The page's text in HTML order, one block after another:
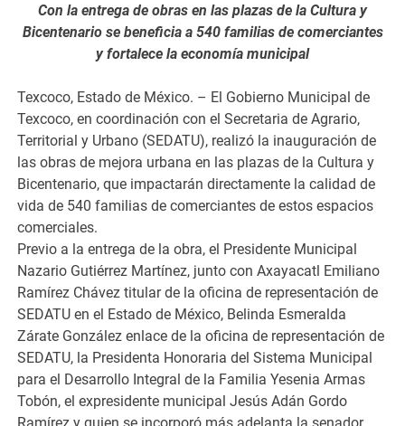
Con la entrega de obras en las plazas de la Cultura y
Bicentenario se beneficia a 540 familias de comerciantes
y fortalece la economía municipal
Texcoco, Estado de México. – El Gobierno Municipal de
Texcoco, en coordinación con el Secretaria de Agrario,
Territorial y Urbano (SEDATU), realizó la inauguración de
las obras de mejora urbana en las plazas de la Cultura y
Bicentenario, que impactarán directamente la calidad de
vida de 540 familias de comerciantes de estos espacios
comerciales.
Previo a la entrega de la obra, el Presidente Municipal
Nazario Gutiérrez Martínez, junto con Axayacatl Emiliano
Ramírez Chávez titular de la oficina de representación de
SEDATU en el Estado de México, Belinda Esmeralda
Zárate González enlace de la oficina de representación de
SEDATU, la Presidenta Honoraria del Sistema Municipal
para el Desarrollo Integral de la Familia Yesenia Armas
Tobón, el expresidente municipal Jesús Adán Gordo
Ramírez y quien se incorporó más adelanta la senador